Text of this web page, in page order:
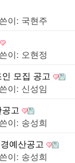
이: 국현주
이: 오현정
모집 공고
이: 신성임
고
이: 송성희
예산공고
이: 송성희